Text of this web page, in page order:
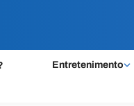
Entretenimento